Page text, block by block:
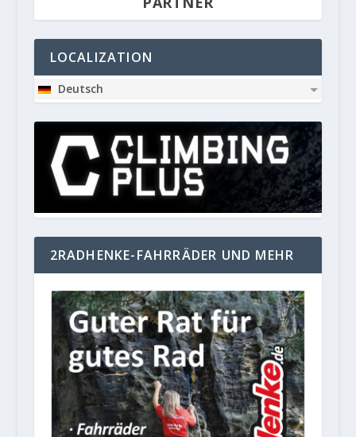
LOCALIZATION
Deutsch
2RADHENKE-FAHRRÄDER UND MEHR